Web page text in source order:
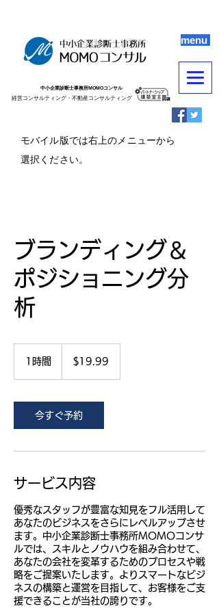
menu
中小企業診断士事務所MOMOコンサル
​​経営コンサルティング・不動産コンサルティング
​モバイル版では右上のメニューから
選択ください。
ブランディング＆
ポジショニング分
析
1時間 $19.99
今すぐ予約
サービス内容
優秀なスタッフが豊富な知見をフル活用して
あなたのビジネスをさらにレベルアップさせ
ます。中小企業診断士事務所MOMOコンサ
ルでは、スキルとノウハウを組み合わせて、
あなたの会社を変革するためのプロセスや戦
略をご提案いたします。よりスマートなビジ
ネスの構築と運営を目指して、お客様をご支
援できることが当社の誇りです。